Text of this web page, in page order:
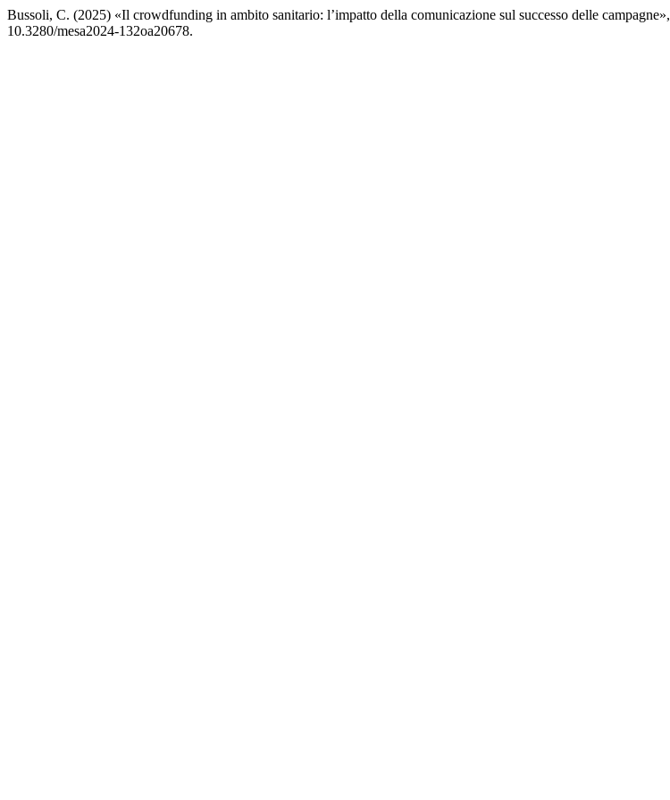
Bussoli, C. (2025) «Il crowdfunding in ambito sanitario: l’impatto della comunicazione sul successo delle campagne»,
10.3280/mesa2024-132oa20678.